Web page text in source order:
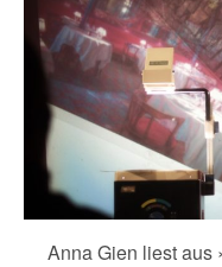
Anna Gien liest aus